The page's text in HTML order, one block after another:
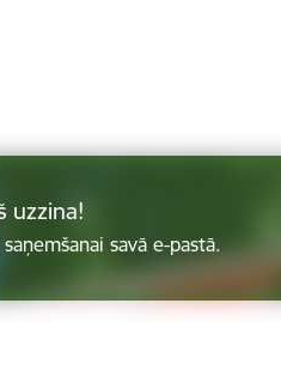
uzzina!
savā e-pastā.